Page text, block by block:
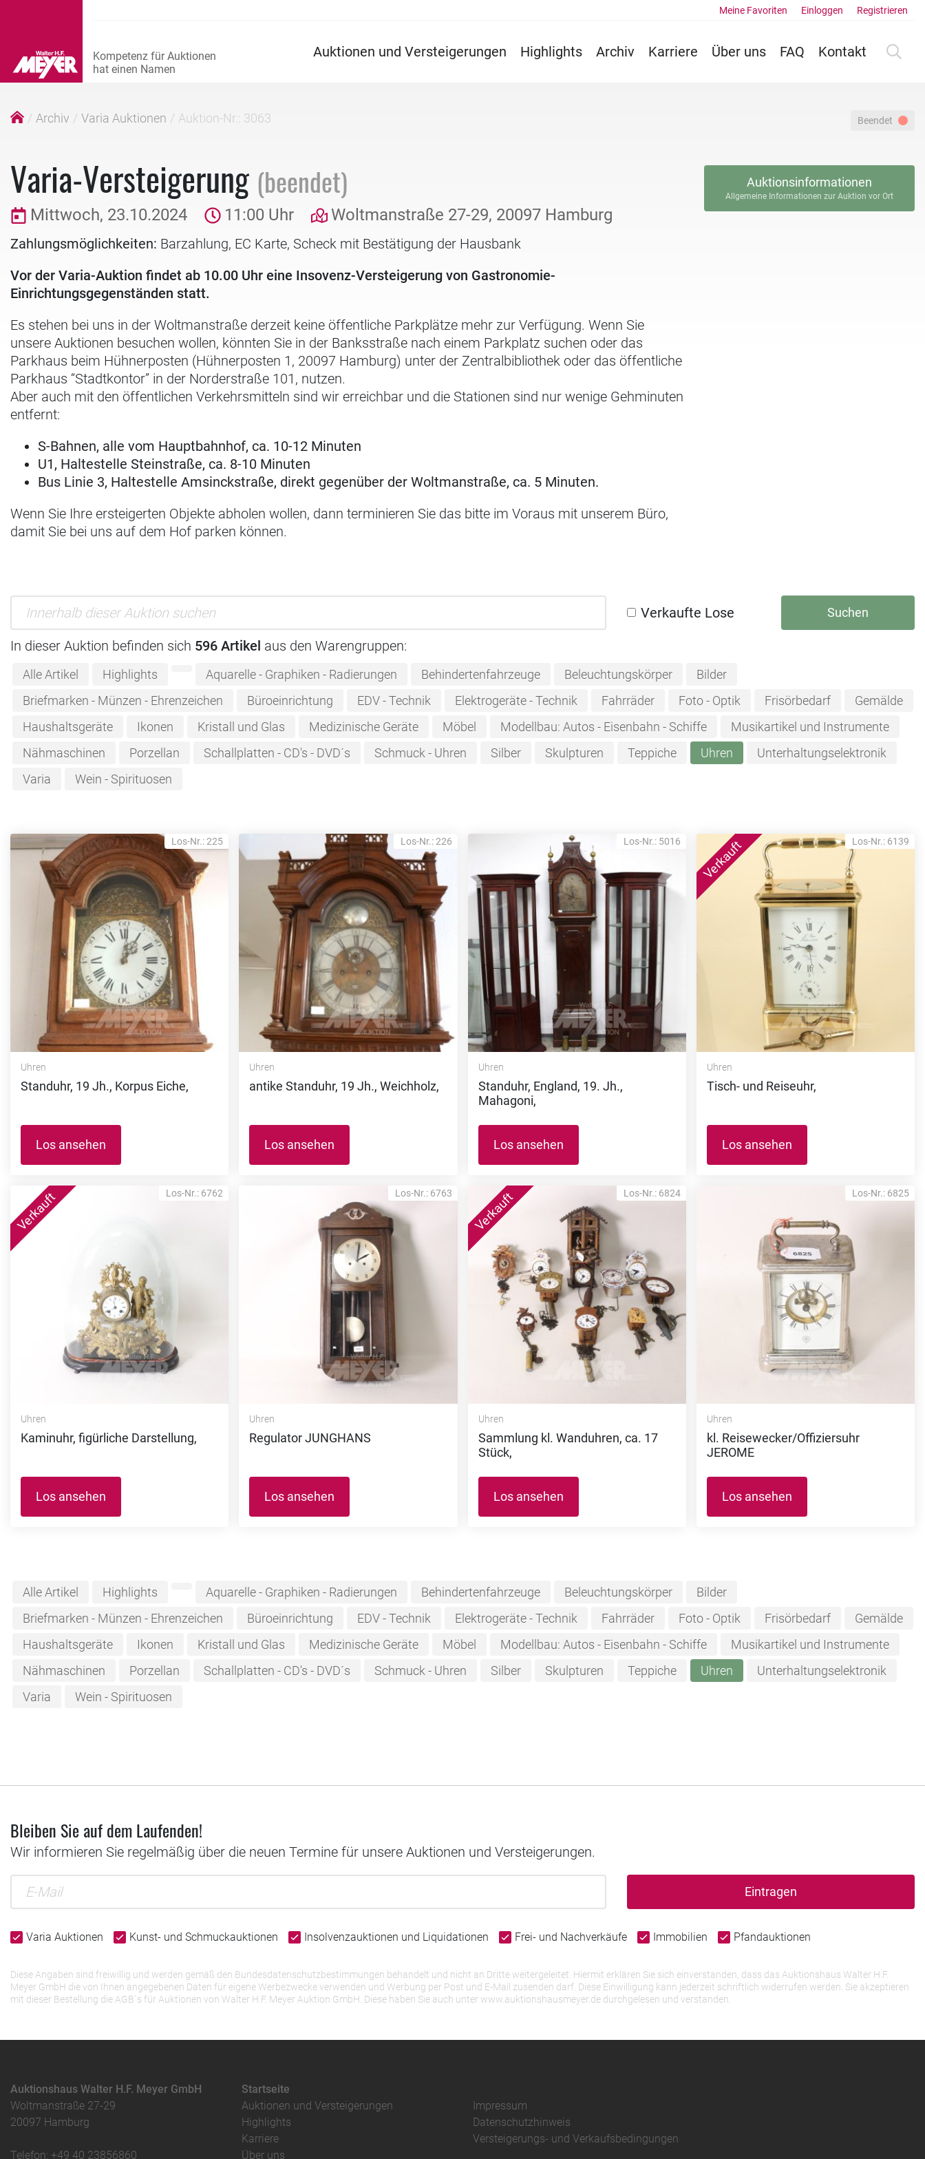
Auktionen und Versteigerungen Highlights Archiv Karriere Über uns FAQ Kontakt
Meine Favoriten Einloggen Registrieren
Archiv Varia Auktionen Auktion-Nr.: 3063 Beendet
Varia-Versteigerung (beendet)
Mittwoch, 23.10.2024 11:00 Uhr Woltmanstraße 27-29, 20097 Hamburg
Zahlungsmöglichkeiten: Barzahlung, EC Karte, Scheck mit Bestätigung der Hausbank
Vor der Varia-Auktion findet ab 10.00 Uhr eine Insovenz-Versteigerung von Gastronomie-
Einrichtungsgegenständen statt.
Es stehen bei uns in der Woltmanstraße derzeit keine öffentliche Parkplätze mehr zur Verfügung. Wenn Sie
unsere Auktionen besuchen wollen, könnten Sie in der Banksstraße nach einem Parkplatz suchen oder das
Parkhaus beim Hühnerposten (Hühnerposten 1, 20097 Hamburg) unter der Zentralbibliothek oder das öffentliche
Parkhaus “Stadtkontor” in der Norderstraße 101, nutzen.
Aber auch mit den öffentlichen Verkehrsmitteln sind wir erreichbar und die Stationen sind nur wenige Gehminuten
entfernt:
S-Bahnen, alle vom Hauptbahnhof, ca. 10-12 Minuten
U1, Haltestelle Steinstraße, ca. 8-10 Minuten
Bus Linie 3, Haltestelle Amsinckstraße, direkt gegenüber der Woltmanstraße, ca. 5 Minuten.
Wenn Sie Ihre ersteigerten Objekte abholen wollen, dann terminieren Sie das bitte im Voraus mit unserem Büro,
damit Sie bei uns auf dem Hof parken können.
Auktionsinformationen
Allgemeine Informationen zur Auktion vor Ort
Verkaufte Lose Suchen
In dieser Auktion befinden sich 596 Artikel aus den Warengruppen:
Alle Artikel Highlights Aquarelle - Graphiken - Radierungen Behindertenfahrzeuge Beleuchtungskörper
Bilder
Briefmarken - Münzen - Ehrenzeichen
Büroeinrichtung EDV - Technik Elektrogeräte - Technik Fahrräder Foto - Optik Frisörbedarf
Gemälde
Haushaltsgeräte
Ikonen Kristall und Glas Medizinische Geräte Möbel Modellbau: Autos - Eisenbahn - Schiffe
Musikartikel und Instrumente
Nähmaschinen
Porzellan Schallplatten - CD's - DVD´s Schmuck - Uhren Silber Skulpturen Teppiche Uhren
Unterhaltungselektronik
Varia
Wein - Spirituosen
Los-Nr.: 225
Uhren
Standuhr, 19 Jh., Korpus Eiche,
Los ansehen
Los-Nr.: 226
Uhren
antike Standuhr, 19 Jh., Weichholz,
Los ansehen
Los-Nr.: 5016
Uhren
Standuhr, England, 19. Jh.,
Mahagoni,
Los ansehen
Los-Nr.: 6139
Uhren
Tisch- und Reiseuhr,
Los ansehen
Los-Nr.: 6762
Uhren
Kaminuhr, figürliche Darstellung,
Los ansehen
Los-Nr.: 6763
Uhren
Regulator JUNGHANS
Los ansehen
Los-Nr.: 6824
Uhren
Sammlung kl. Wanduhren, ca. 17
Stück,
Los ansehen
Los-Nr.: 6825
Uhren
kl. Reisewecker/Offiziersuhr
JEROME
Los ansehen
Alle Artikel Highlights Aquarelle - Graphiken - Radierungen Behindertenfahrzeuge Beleuchtungskörper
Bilder
Briefmarken - Münzen - Ehrenzeichen
Büroeinrichtung EDV - Technik Elektrogeräte - Technik Fahrräder Foto - Optik Frisörbedarf
Gemälde
Haushaltsgeräte
Ikonen Kristall und Glas Medizinische Geräte Möbel Modellbau: Autos - Eisenbahn - Schiffe
Musikartikel und Instrumente
Nähmaschinen
Porzellan Schallplatten - CD's - DVD´s Schmuck - Uhren Silber Skulpturen Teppiche Uhren
Unterhaltungselektronik
Varia
Wein - Spirituosen
Bleiben Sie auf dem Laufenden!
Wir informieren Sie regelmäßig über die neuen Termine für unsere Auktionen und Versteigerungen.
Eintragen
Varia Auktionen Kunst- und Schmuckauktionen Insolvenzauktionen und Liquidationen Frei- und Nachverkäufe Immobilien Pfandauktionen
Diese Angaben sind freiwillig und werden gemäß den Bundesdatenschutzbestimmungen behandelt und nicht an Dritte weitergeleitet. Hiermit erklären Sie sich einverstanden, dass das Auktionshaus Walter H.F.
Meyer GmbH die von Ihnen angegebenen Daten für eigene Werbezwecke verwenden und Werbung per Post und E-Mail zusenden darf. Diese Einwilligung kann jederzeit schriftlich widerrufen werden. Sie akzeptieren
mit dieser Bestellung die AGB`s für Auktionen von Walter H.F. Meyer Auktion GmbH. Diese haben Sie auch unter www.auktionshausmeyer.de durchgelesen und verstanden.
Auktionshaus Walter H.F. Meyer GmbH
Woltmanstraße 27-29
20097 Hamburg
Telefon: +49 40 23856860
Startseite
Auktionen und Versteigerungen
Highlights
Karriere
Über uns
Impressum
Datenschutzhinweis
Versteigerungs- und Verkaufsbedingungen